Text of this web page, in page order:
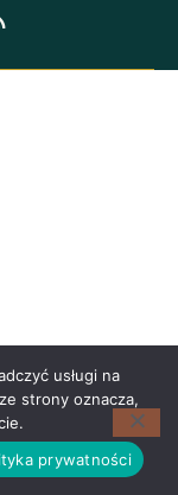
usługi na
strony oznacza,
prywatności